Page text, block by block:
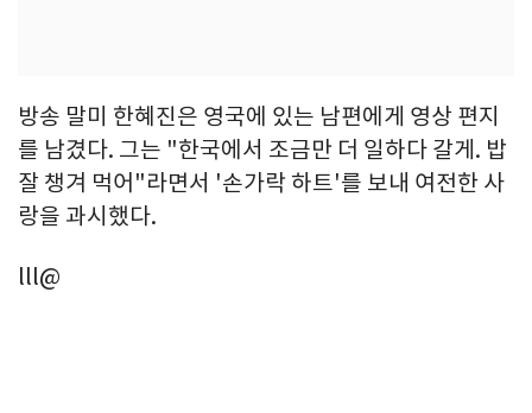
방송 말미 한혜진은 영국에 있는 남편에게 영상 편지
를 남겼다. 그는 "한국에서 조금만 더 일하다 갈게. 밥
잘 챙겨 먹어"라면서 '손가락 하트'를 보내 여전한 사
랑을 과시했다.
lll@